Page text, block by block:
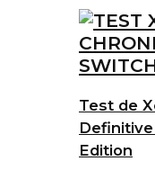
Test de
Edition